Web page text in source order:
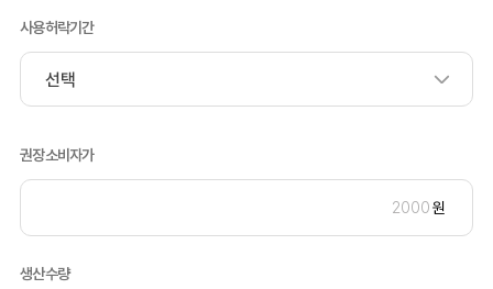
사용허락기간
권장소비자가
원
생산수량